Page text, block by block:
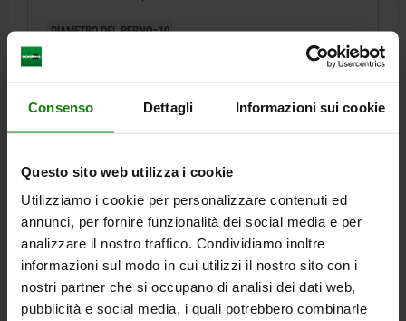
Consenso Dettagli Informazioni sui cookie
Questo sito web utilizza i cookie
Utilizziamo i cookie per personalizzare contenuti ed
annunci, per fornire funzionalità dei social media e per
analizzare il nostro traffico. Condividiamo inoltre
informazioni sul modo in cui utilizzi il nostro sito con i
nostri partner che si occupano di analisi dei dati web,
pubblicità e social media, i quali potrebbero combinarle
DIAMETRO DEL PERNO=10
FILETTATURA=M20X1,5
SUPERFICIE CORPO BASE=NON TEMPRATO
D2=33
L1=15
L2=12 CORSA S=10
FORZA ELASTICA FINE F2 CA. N=32
Numero d’ordine:03089-118410
48,48 €
+ IVA
DETTAGLI